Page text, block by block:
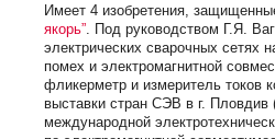
Имеет 4 изобретения,
якорь” . Под руководством Г.Я.
электрических сварочных сетях
помех и электромагнитной
фликерметр и измеритель
выставки стран СЭВ в г. Пловдив
международной